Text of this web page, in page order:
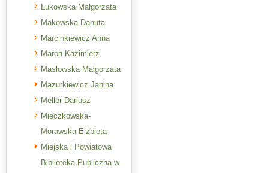
Łukowska Małgorzata
Makowska Danuta
Marcinkiewicz Anna
Maron Kazimierz
Masłowska Małgorzata
Mazurkiewicz Janina
Meller Dariusz
Mieczkowska-
Morawska Elżbieta
Miejska i Powiatowa
Biblioteka Publiczna w